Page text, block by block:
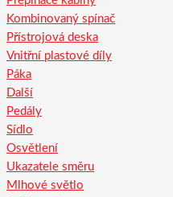
Kombinovaný spínač
Přístrojová deska
Vnitřní plastové díly
Páka
Další
Pedály
Sídlo
Osvětlení
Ukazatele směru
Mlhové světlo